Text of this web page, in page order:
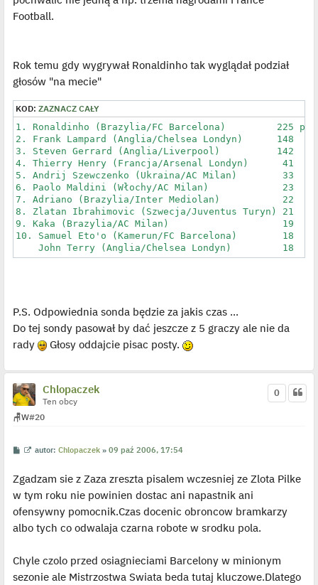
Football.
Rok temu gdy wygrywał Ronaldinho tak wyglądał podział
głosów "na mecie"
KOD: ZAZNACZ CAŁY
1. Ronaldinho (Brazylia/FC Barcelona)         225 pkt
2. Frank Lampard (Anglia/Chelsea Londyn)      148
3. Steven Gerrard (Anglia/Liverpool)          142
4. Thierry Henry (Francja/Arsenal Londyn)      41
5. Andrij Szewczenko (Ukraina/AC Milan)        33
6. Paolo Maldini (Włochy/AC Milan)             23
7. Adriano (Brazylia/Inter Mediolan)           22
8. Zlatan Ibrahimovic (Szwecja/Juventus Turyn) 21
9. Kaka (Brazylia/AC Milan)                    19
10. Samuel Eto'o (Kamerun/FC Barcelona)        18
    John Terry (Anglia/Chelsea Londyn)         18
P.S. Odpowiednia sonda będzie za jakis czas ...
Do tej sondy pasował by dać jeszcze z 5 graczy ale nie da
rady
Głosy oddajcie pisac posty.
Chlopaczek
Ten obcy
🪑W#20
0
P
t
W
w
i
e
l
p
o
d
n
autor:Chlopaczek »09 paź 2006, 17:54
Zgadzam sie z Zaza zreszta pisalem wczesniej ze Zlota Pilke
w tym roku nie powinien dostac ani napastnik ani
ofensywny pomocnik.Czas docenic obroncow bramkarzy
albo tych co odwalaja czarna robote w srodku pola.
Chyle czolo przed osiagnieciami Barcelony w minionym
sezonie ale Mistrzostwa Swiata beda tutaj kluczowe.Dlatego